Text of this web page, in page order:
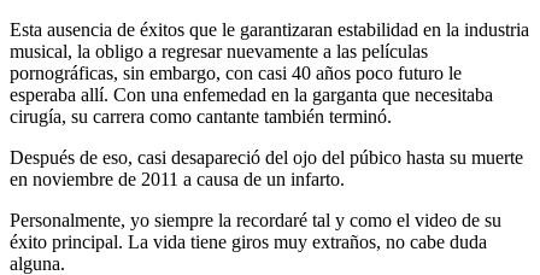
Esta ausencia de éxitos que le garantizaran estabilidad en la industria
musical, la obligo a regresar nuevamente a las películas
pornográficas, sin embargo, con casi 40 años poco futuro le
esperaba allí. Con una enfemedad en la garganta que necesitaba
cirugía, su carrera como cantante también terminó.
Después de eso, casi desapareció del ojo del púbico hasta su muerte
en noviembre de 2011 a causa de un infarto.
Personalmente, yo siempre la recordaré tal y como el video de su
éxito principal. La vida tiene giros muy extraños, no cabe duda
alguna.